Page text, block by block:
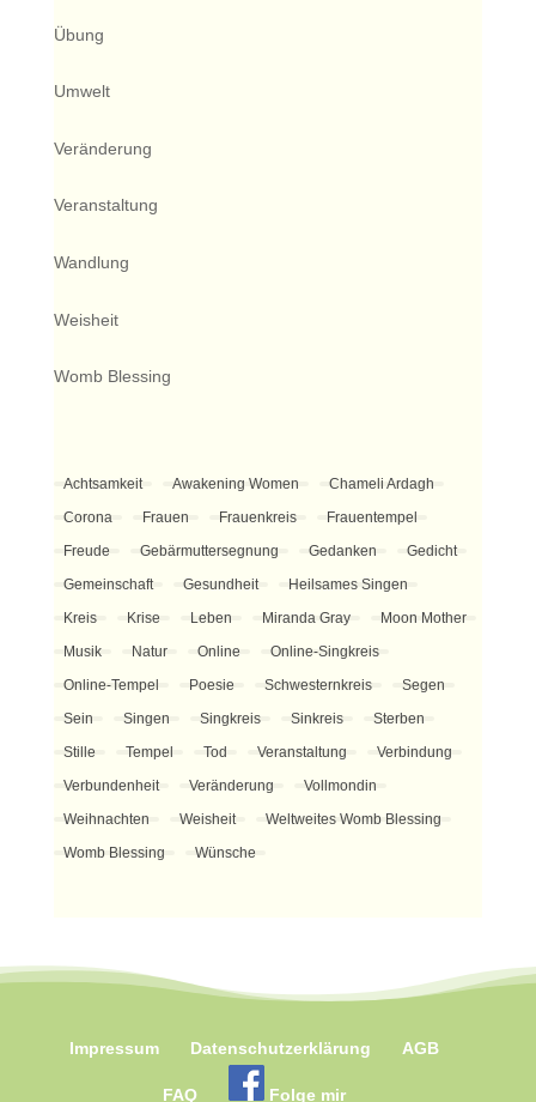
Übung
Umwelt
Veränderung
Veranstaltung
Wandlung
Weisheit
Womb Blessing
Achtsamkeit Awakening Women
Chameli Ardagh
Corona
Frauen Frauenkreis
Frauentempel
Freude
Gebärmuttersegnung Gedanken
Gedicht
Gemeinschaft
Gesundheit
Heilsames Singen
Kreis
Krise Leben Miranda Gray
Moon Mother
Musik
Natur Online
Online-Singkreis
Online-Tempel
Poesie Schwesternkreis
Segen
Sein
Singen Singkreis Sinkreis
Sterben
Stille
Tempel Tod Veranstaltung
Verbindung
Verbundenheit
Veränderung
Vollmondin
Weihnachten
Weisheit
Weltweites Womb Blessing
Womb Blessing
Wünsche
Impressum Datenschutzerklärung AGB
FAQ Folge mir